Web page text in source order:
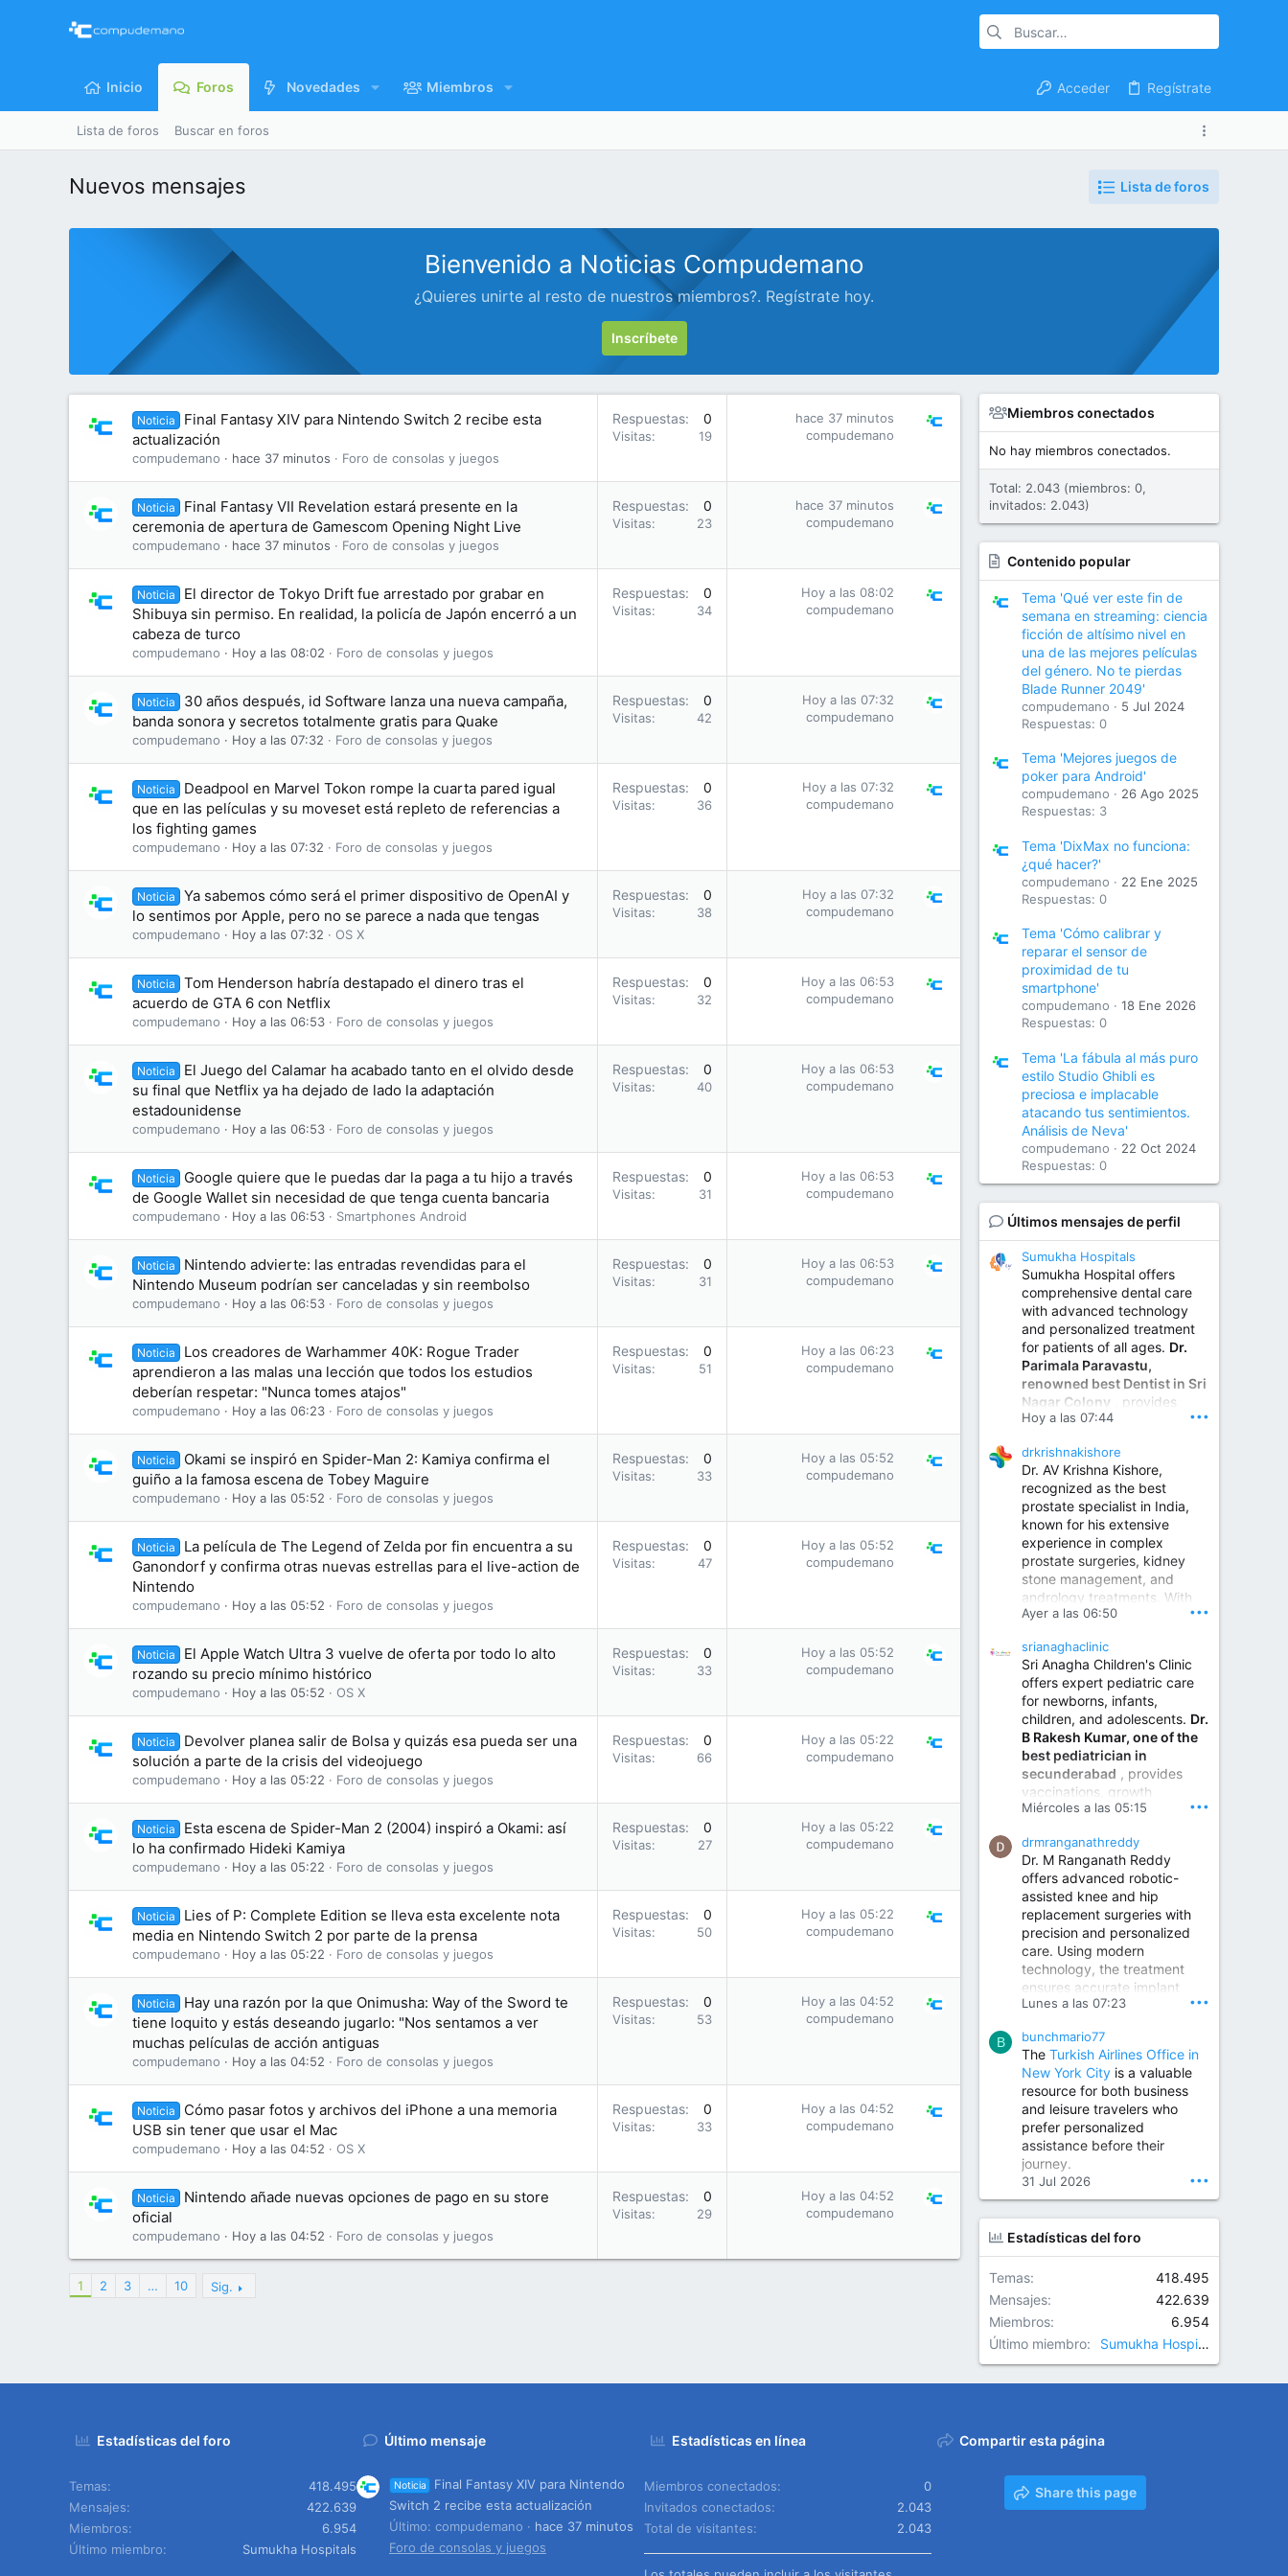
Inicio Foros Novedades Miembros Acceder Regístrate
Lista de foros Buscar en foros
Nuevos mensajes Lista de foros
Bienvenido a Noticias Compudemano
¿Quieres unirte al resto de nuestros miembros?. Regístrate hoy.
Inscríbete
Noticia
Final Fantasy XIV para Nintendo Switch 2 recibe esta
actualización
compudemano hace 37 minutos Foro de consolas y juegos
Respuestas 0
Visitas 19
hace 37 minutos
compudemano
Noticia
Final Fantasy VII Revelation estará presente en la
ceremonia de apertura de Gamescom Opening Night Live
compudemano hace 37 minutos Foro de consolas y juegos
Respuestas 0
Visitas 23
hace 37 minutos
compudemano
Noticia
El director de Tokyo Drift fue arrestado por grabar en
Shibuya sin permiso. En realidad, la policía de Japón encerró a un
cabeza de turco
compudemano Hoy a las 08:02 Foro de consolas y juegos
Respuestas 0
Visitas 34
Hoy a las 08:02
compudemano
Noticia
30 años después, id Software lanza una nueva campaña,
banda sonora y secretos totalmente gratis para Quake
compudemano Hoy a las 07:32 Foro de consolas y juegos
Respuestas 0
Visitas 42
Hoy a las 07:32
compudemano
Noticia
Deadpool en Marvel Tokon rompe la cuarta pared igual
que en las películas y su moveset está repleto de referencias a
los fighting games
compudemano Hoy a las 07:32 Foro de consolas y juegos
Respuestas 0
Visitas 36
Hoy a las 07:32
compudemano
Noticia
Ya sabemos cómo será el primer dispositivo de OpenAI y
lo sentimos por Apple, pero no se parece a nada que tengas
compudemano Hoy a las 07:32 OS X
Respuestas 0
Visitas 38
Hoy a las 07:32
compudemano
Noticia
Tom Henderson habría destapado el dinero tras el
acuerdo de GTA 6 con Netflix
compudemano Hoy a las 06:53 Foro de consolas y juegos
Respuestas 0
Visitas 32
Hoy a las 06:53
compudemano
Noticia
El Juego del Calamar ha acabado tanto en el olvido desde
su final que Netflix ya ha dejado de lado la adaptación
estadounidense
compudemano Hoy a las 06:53 Foro de consolas y juegos
Respuestas 0
Visitas 40
Hoy a las 06:53
compudemano
Noticia
Google quiere que le puedas dar la paga a tu hijo a través
de Google Wallet sin necesidad de que tenga cuenta bancaria
compudemano Hoy a las 06:53 Smartphones Android
Respuestas 0
Visitas 31
Hoy a las 06:53
compudemano
Noticia
Nintendo advierte: las entradas revendidas para el
Nintendo Museum podrían ser canceladas y sin reembolso
compudemano Hoy a las 06:53 Foro de consolas y juegos
Respuestas 0
Visitas 31
Hoy a las 06:53
compudemano
Noticia
Los creadores de Warhammer 40K: Rogue Trader
aprendieron a las malas una lección que todos los estudios
deberían respetar: "Nunca tomes atajos"
compudemano Hoy a las 06:23 Foro de consolas y juegos
Respuestas 0
Visitas 51
Hoy a las 06:23
compudemano
Noticia
Okami se inspiró en Spider-Man 2: Kamiya confirma el
guiño a la famosa escena de Tobey Maguire
compudemano Hoy a las 05:52 Foro de consolas y juegos
Respuestas 0
Visitas 33
Hoy a las 05:52
compudemano
Noticia
La película de The Legend of Zelda por fin encuentra a su
Ganondorf y confirma otras nuevas estrellas para el live-action de
Nintendo
compudemano Hoy a las 05:52 Foro de consolas y juegos
Respuestas 0
Visitas 47
Hoy a las 05:52
compudemano
Noticia
El Apple Watch Ultra 3 vuelve de oferta por todo lo alto
rozando su precio mínimo histórico
compudemano Hoy a las 05:52 OS X
Respuestas 0
Visitas 33
Hoy a las 05:52
compudemano
Noticia
Devolver planea salir de Bolsa y quizás esa pueda ser una
solución a parte de la crisis del videojuego
compudemano Hoy a las 05:22 Foro de consolas y juegos
Respuestas 0
Visitas 66
Hoy a las 05:22
compudemano
Noticia
Esta escena de Spider-Man 2 (2004) inspiró a Okami: así
lo ha confirmado Hideki Kamiya
compudemano Hoy a las 05:22 Foro de consolas y juegos
Respuestas 0
Visitas 27
Hoy a las 05:22
compudemano
Noticia
Lies of P: Complete Edition se lleva esta excelente nota
media en Nintendo Switch 2 por parte de la prensa
compudemano Hoy a las 05:22 Foro de consolas y juegos
Respuestas 0
Visitas 50
Hoy a las 05:22
compudemano
Noticia
Hay una razón por la que Onimusha: Way of the Sword te
tiene loquito y estás deseando jugarlo: "Nos sentamos a ver
muchas películas de acción antiguas
compudemano Hoy a las 04:52 Foro de consolas y juegos
Respuestas 0
Visitas 53
Hoy a las 04:52
compudemano
Noticia
Cómo pasar fotos y archivos del iPhone a una memoria
USB sin tener que usar el Mac
compudemano Hoy a las 04:52 OS X
Respuestas 0
Visitas 33
Hoy a las 04:52
compudemano
Noticia
Nintendo añade nuevas opciones de pago en su store
oficial
compudemano Hoy a las 04:52 Foro de consolas y juegos
Respuestas 0
Visitas 29
Hoy a las 04:52
compudemano
1 2 3 … 10 Sig.
Miembros conectados
No hay miembros conectados.
Total: 2.043 (miembros: 0,
invitados: 2.043)
Contenido popular
Tema 'Qué ver este fin de
semana en streaming: ciencia
ficción de altísimo nivel en
una de las mejores películas
del género. No te pierdas
Blade Runner 2049'
compudemano
5 Jul 2024
Respuestas: 0
Tema 'Mejores juegos de
poker para Android'
compudemano
26 Ago 2025
Respuestas: 3
Tema 'DixMax no funciona:
¿qué hacer?'
compudemano
22 Ene 2025
Respuestas: 0
Tema 'Cómo calibrar y
reparar el sensor de
proximidad de tu
smartphone'
compudemano
18 Ene 2026
Respuestas: 0
Tema 'La fábula al más puro
estilo Studio Ghibli es
preciosa e implacable
atacando tus sentimientos.
Análisis de Neva'
compudemano
22 Oct 2024
Respuestas: 0
Últimos mensajes de perfil
Sumukha Hospitals
Sumukha Hospital offers
comprehensive dental care
with advanced technology
and personalized treatment
for patients of all ages. Dr.
Parimala Paravastu,
renowned best Dentist in Sri
Nagar Colony , provides
expert care for tooth pain,
treatment, dental implants,
smile designing, cosmetic
dentistry.
Sumukha Hospital | Ear, Nose & Throat, Dental & Maxillofacial Surgery Center
www.sumukhahospitals.co
m
Hoy a las 07:44 •••
drkrishnakishore
Dr. AV Krishna Kishore,
recognized as the best
prostate specialist in India,
known for his extensive
experience in complex
prostate surgeries, kidney
stone management, and
andrology treatments. With
years of surgical practice and
invasive and robotic
techniques.
Best Urologist in Vijayawada | Urology Specialist in Vijayawada
Dr. A. V. Krishna Kishore,
the Best Urologist...
www.drkrishnakishore.com
Ayer a las 06:50 •••
srianaghaclinic
Sri Anagha Children's Clinic
offers expert pediatric care
for newborns, infants,
children, and adolescents. Dr.
B Rakesh Kumar, one of the
best pediatrician in
secunderabad , provides
vaccinations, growth
monitoring, newborn care,
illnesses, nutrition guidance,
and preventive healthcare in
a child-friendly environment.
Children Hospital in Secunderabad | Best Pediatrician in Hyderabad | Neonatologist in Medchal
Our pediatrician and
Neonatologist team at...
www.srianaghaclinic.com
Miércoles a las 05:15 •••
drmranganathreddy
Dr. M Ranganath Reddy
offers advanced robotic-
assisted knee and hip
replacement surgeries with
precision and personalized
care. Using modern
technology, the treatment
ensures accurate implant
placement, reduced pain,
improved joint function,
helping patients return to an
active and comfortable
lifestyle.
Orthopedic Surgeon in Kondapur | Best Orthopedic Doctor in Kondapur | Dr. M. Ranganath Reddy
Consult Dr. M. Ranganath
Reddy, the best...
www.drranganathreddy.co
m
Lunes a las 07:23 •••
B bunchmario77
The Turkish Airlines Office in
New York City is a valuable
resource for both business
and leisure travelers who
prefer personalized
assistance before their
journey.
31 Jul 2026 •••
Estadísticas del foro
Temas
418.495
Mensajes
422.639
Miembros
6.954
Último miembro
Sumukha Hospitals
Estadísticas del foro
Temas
418.495
Mensajes
422.639
Miembros
6.954
Último miembro
Sumukha Hospitals
Último mensaje
Noticia
Final Fantasy XIV para Nintendo
Switch 2 recibe esta actualización
Último: compudemano
hace 37 minutos
Foro de consolas y juegos
Estadísticas en línea
Miembros conectados
0
Invitados conectados
2.043
Total de visitantes
2.043
Compartir esta página
Share this page